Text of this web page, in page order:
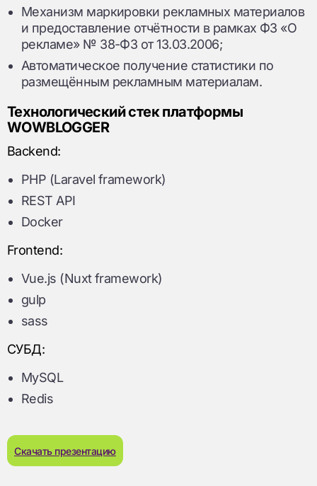
Механизм маркировки рекламных материалов
и предоставление отчётности в рамках ФЗ «О
рекламе» № 38-ФЗ от 13.03.2006;
Автоматическое получение статистики по
размещённым рекламным материалам.
Технологический стек платформы
WOWBLOGGER
Backend:
PHP (Laravel framework)
REST API
Docker
Frontend:
Vue.js (Nuxt framework)
gulp
sass
СУБД:
MySQL
Redis
Скачать презентацию